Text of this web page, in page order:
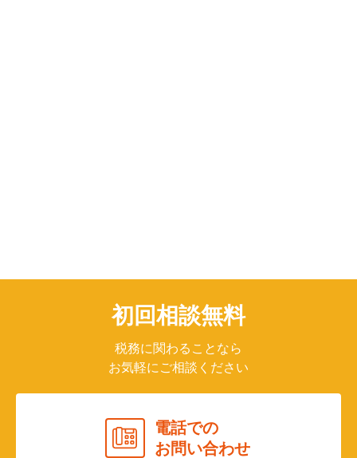
初回相談無料
税務に関わることなら
お気軽にご相談ください
電話での
お問い合わせ